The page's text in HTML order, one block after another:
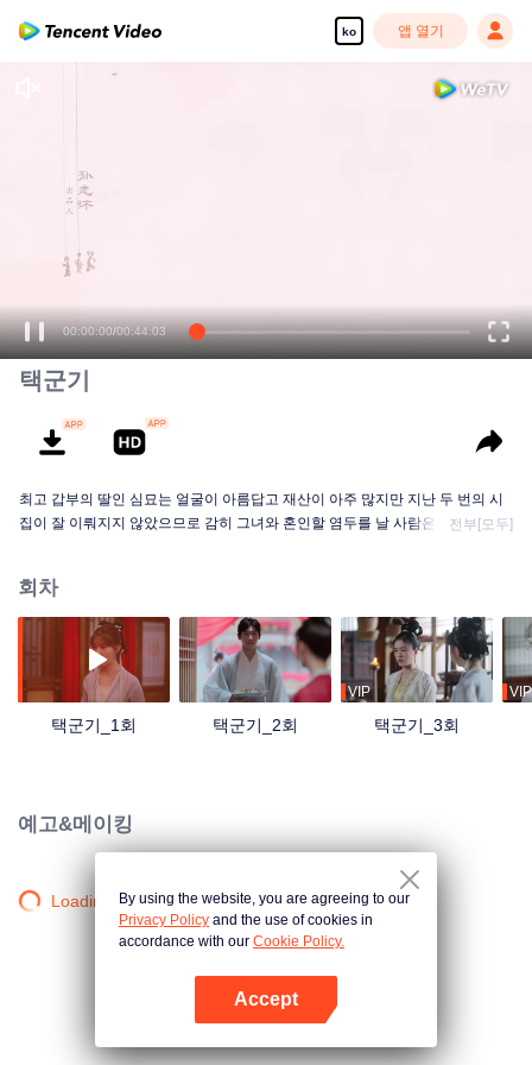
ko 앱 열기
00:00:00/00:44:03
택군기
최고 갑부의 딸인 심묘는 얼굴이 아름답고 재산이 아주 많지만 지난 두 번의 시
집이 잘 이뤄지지 않았으므로 감히 그녀와 혼인할 염두를 날 사람은 없다.심묘
사람은 어쩔 수 없이 헤어졌다.우연한 일로 뜻하지 않게 심묘의 두 번째 시집은
부잣집 도련님인 송석원에게 갔다.결혼한 지 두 달 만에 희맥 진단을 받고 임신
시기에 대한 이런저런 설이 분분하여 할 수 없이 심묘는 또 한 번 이혼을 했다.그
러나 전 서방 두 명이 공교롭게도 같은 시간에 함께 찾아왔다. 음모에 싸여있는
조정에 세 사람의 얽히고 또 얽히는 애증 이야기가 펼쳐진다...
전부[모두]
회차
택군기_1회 택군기_2회
VIP
택군기_3회
VIP
예고&메이킹
Loading…By using the website, you are agreeing to our
Privacy Policy and the use of cookies in
accordance with our Cookie Policy.
Accept